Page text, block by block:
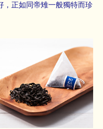
，正如同帝雉一般獨特而珍